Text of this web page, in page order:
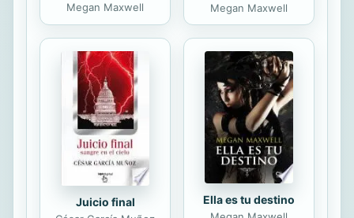
Megan Maxwell Megan Maxwell
Juicio final Ella es tu destino